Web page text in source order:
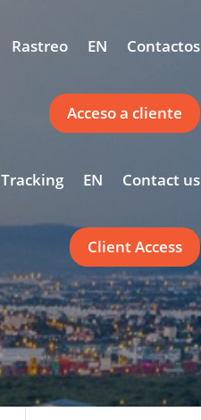
Rastreo EN Contactos
Acceso a cliente
Tracking EN Contact us
Client Access